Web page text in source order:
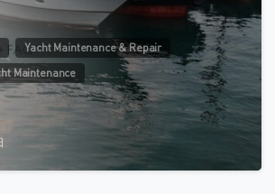
Yacht Maintenance & Repair
Maintenance